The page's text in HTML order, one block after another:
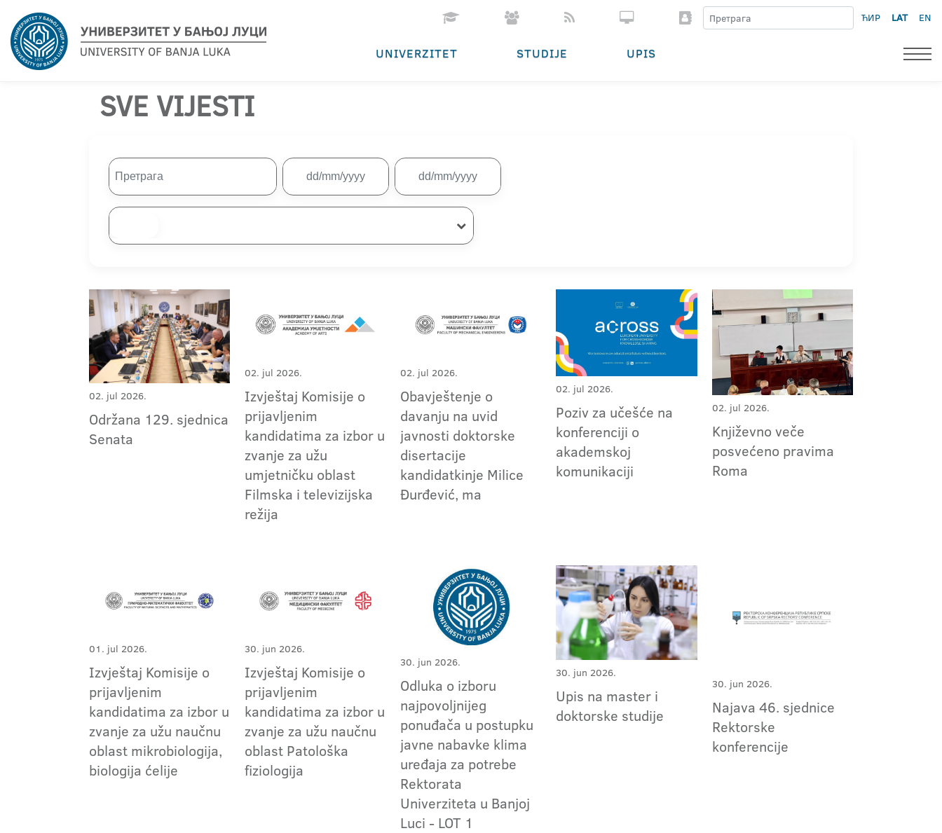
ЋИР LAT EN
UNIVERZITET STUDIJE UPIS
SVE VIJESTI
02. jul 2026.
Održana 129. sjednica
Senata
02. jul 2026.
Izvještaj Komisije o
prijavljenim
kandidatima za izbor u
zvanje za užu
umjetničku oblast
Filmska i televizijska
režija
02. jul 2026.
Obavještenje o
davanju na uvid
javnosti doktorske
disertacije
kandidatkinje Milice
Đurđević, ma
02. jul 2026.
Poziv za učešće na
konferenciji o
akademskoj
komunikaciji
02. jul 2026.
Književno veče
posvećeno pravima
Roma
01. jul 2026.
Izvještaj Komisije o
prijavljenim
kandidatima za izbor u
zvanje za užu naučnu
oblast mikrobiologija,
biologija ćelije
30. jun 2026.
Izvještaj Komisije o
prijavljenim
kandidatima za izbor u
zvanje za užu naučnu
oblast Patološka
fiziologija
30. jun 2026.
Odluka o izboru
najpovoljnijeg
ponuđača u postupku
javne nabavke klima
uređaja za potrebe
Rektorata
Univerziteta u Banjoj
Luci - LOT 1
30. jun 2026.
Upis na master i
doktorske studije
30. jun 2026.
Najava 46. sjednice
Rektorske
konferencije